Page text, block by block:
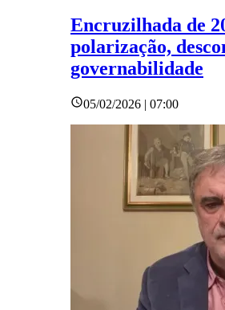
Encruzilhada de
polarização,
governabilidade
05/02/2026 | 07:00